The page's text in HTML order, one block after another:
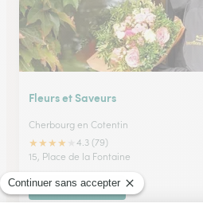
Fleurs et Saveurs
Cherbourg en Cotentin
★★★★
4.3 (79)
15, Place de la Fontaine
Voir la boutique